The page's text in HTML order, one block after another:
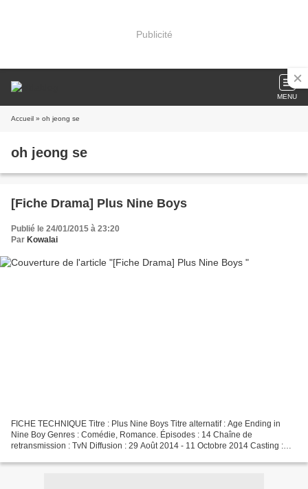
Publicité
MENU
Accueil » oh jeong se
oh jeong se
[Fiche Drama] Plus Nine Boys
Publié le 24/01/2015 à 23:20
Par Kowalai
FICHE TECHNIQUE Titre : Plus Nine Boys Titre alternatif : Age Ending in
Nine Boy Genres : Comédie, Romance. Épisodes : 14 Chaîne de
retransmission : TvN Diffusion : 29 Août 2014 - 11 Octobre 2014 Casting :